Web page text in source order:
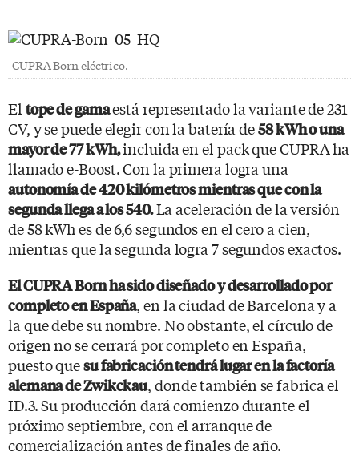
CUPRA Born eléctrico.
El tope de gamaestá representado la variante de 231
CV, y se puede elegir con la batería de58 kWh o una
mayor de 77 kWh,incluida en el pack que CUPRA ha
llamado e-Boost. Con la primera logra una
autonomía de 420 kilómetros mientras que con la
segunda llega a los 540.La aceleración de la versión
de 58 kWh es de 6,6 segundos en el cero a cien,
mientras que la segunda logra 7 segundos exactos.
El CUPRA Born ha sido diseñado y desarrollado por
completo en España, en la ciudad de Barcelona y a
la que debe su nombre. No obstante, el círculo de
origen no se cerrará por completo en España,
puesto quesu fabricación tendrá lugar en la factoría
alemana de Zwikckau, donde también se fabrica el
ID.3. Su producción dará comienzo durante el
próximo septiembre, con el arranque de
comercialización antes de finales de año.